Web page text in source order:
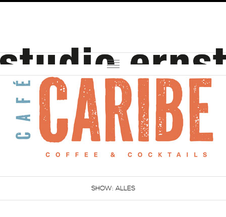
PORTFOLIO
OPDRACHTGEVERS
OVER STUDIO ERNST
IN DE MEDIA
CONTACT
ALLES